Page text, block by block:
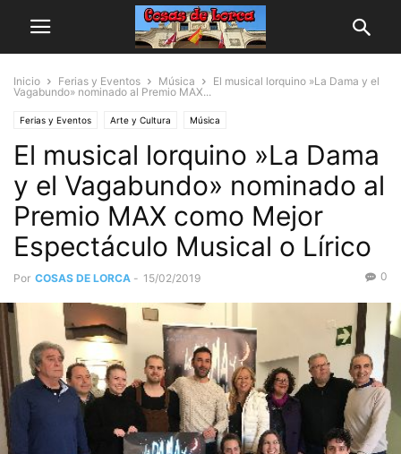
Inicio Ferias y Eventos Música
El musical lorquino »La Dama y el
Vagabundo» nominado al Premio MAX...
Ferias y Eventos Arte y Cultura Música
El musical lorquino »La Dama
y el Vagabundo» nominado al
Premio MAX como Mejor
Espectáculo Musical o Lírico
Por COSAS DE LORCA - 15/02/2019 0